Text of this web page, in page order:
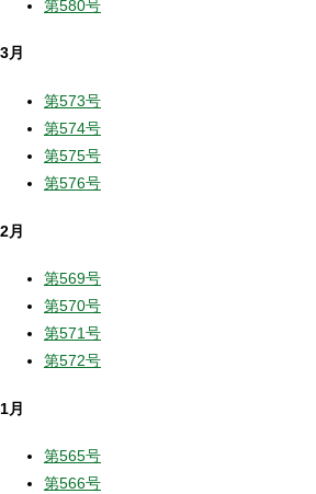
第580号
3月
第573号
第574号
第575号
第576号
2月
第569号
第570号
第571号
第572号
1月
第565号
第566号